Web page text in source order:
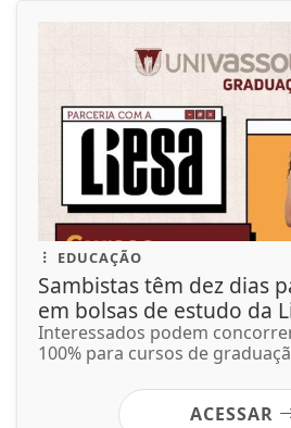
EDUCAÇÃO
Sambistas têm dez dias
em bolsas de estudo da
Interessados podem
100% para cursos de
ACESSAR